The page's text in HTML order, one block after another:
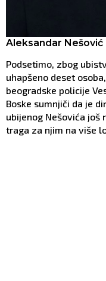
Aleksandar Nešović
Podsetimo, zbog
uhapšeno deset
beogradske policije
Boske sumnjiči da je
ubijenog Nešovića još
traga za njim na više